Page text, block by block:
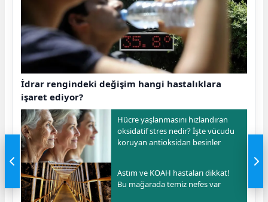
İdrar rengindeki değişim hangi hastalıklara
işaret ediyor?
Hücre yaşlanmasını hızlandıran
oksidatif stres nedir? İşte vücudu
koruyan antioksidan besinler
Astım ve KOAH hastaları dikkat!
Bu mağarada temiz nefes var